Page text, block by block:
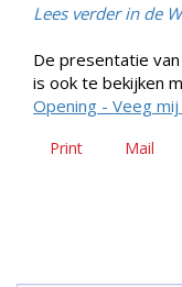
Lees verder in de
De presentatie
is ook te bekijken
Opening - Veeg
Print Mail